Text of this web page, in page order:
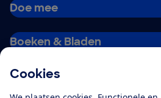
Cookies
Doe mee
Boeken & Bladen